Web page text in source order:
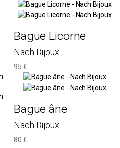
Bague Licorne
Nach Bijoux
95 €
Bague âne
Nach Bijoux
80 €